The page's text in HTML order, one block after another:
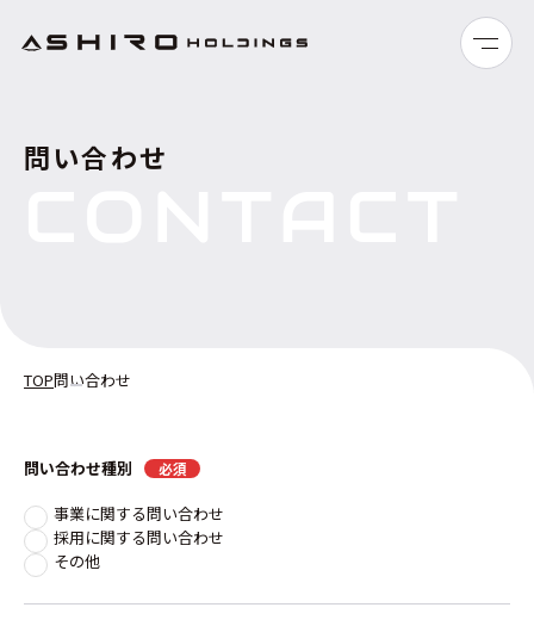
TOP トップページ
NEWS
RECRUIT
問い合わせ
TOP問い合わせ
問い合わせ種別 必須
事業に関する問い合わせ
採用に関する問い合わせ
その他